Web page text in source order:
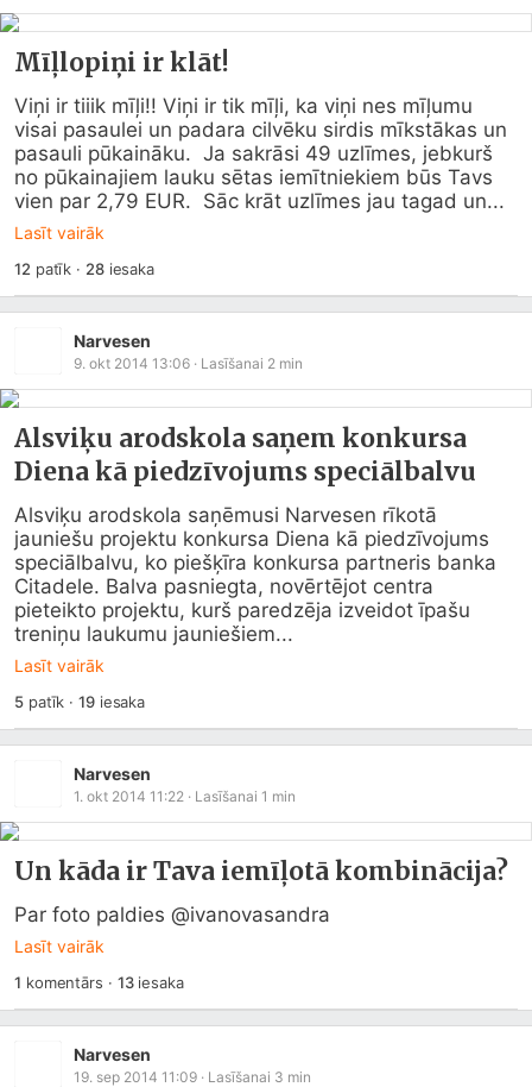
Mīļlopiņi ir klāt!
Viņi ir tiiik mīļi!! Viņi ir tik mīļi, ka viņi nes mīļumu
visai pasaulei un padara cilvēku sirdis mīkstākas un
pasauli pūkaināku.  Ja sakrāsi 49 uzlīmes, jebkurš
no pūkainajiem lauku sētas iemītniekiem būs Tavs
vien par 2,79 EUR.  Sāc krāt uzlīmes jau tagad un...
Lasīt vairāk
12 patīk · 28iesaka
Narvesen
9. okt 2014 13:06 · Lasīšanai 2 min
Alsviķu arodskola saņem konkursa
Diena kā piedzīvojums speciālbalvu
Alsviķu arodskola saņēmusi Narvesen rīkotā
jauniešu projektu konkursa Diena kā piedzīvojums
speciālbalvu, ko piešķīra konkursa partneris banka
Citadele. Balva pasniegta, novērtējot centra
pieteikto projektu, kurš paredzēja izveidot īpašu
treniņu laukumu jauniešiem...
Lasīt vairāk
5patīk ·19iesaka
Narvesen
1. okt 2014 11:22 · Lasīšanai 1 min
Un kāda ir Tava iemīļotā kombinācija?
Par foto paldies @ivanovasandra
Lasīt vairāk
1 komentārs · 13iesaka
Narvesen
19. sep 2014 11:09 · Lasīšanai 3 min